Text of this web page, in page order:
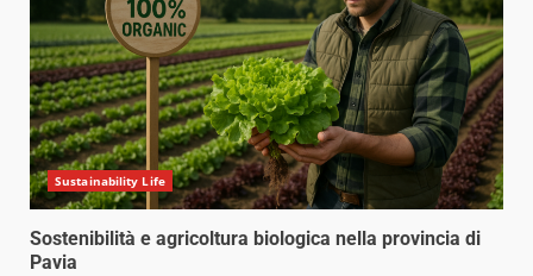
Sustainability Life
Sostenibilità e agricoltura biologica nella provincia di
Pavia